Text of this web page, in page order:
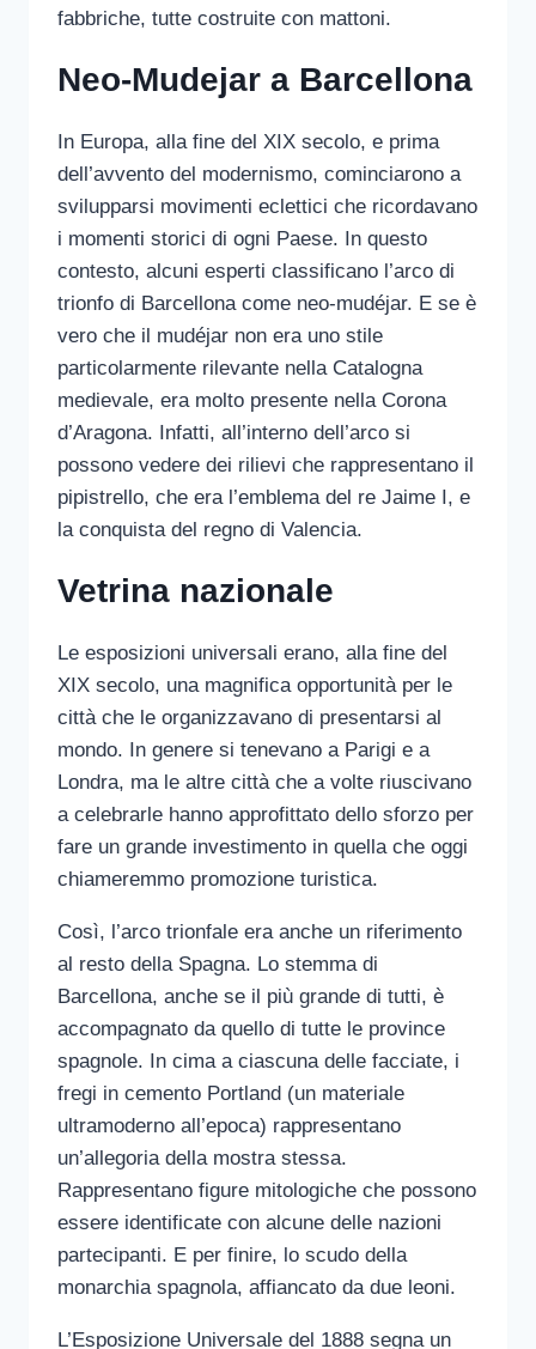
fabbriche, tutte costruite con mattoni.
Neo-Mudejar a Barcellona
In Europa, alla fine del XIX secolo, e prima
dell’avvento del modernismo, cominciarono a
svilupparsi movimenti eclettici che ricordavano
i momenti storici di ogni Paese. In questo
contesto, alcuni esperti classificano l’arco di
trionfo di Barcellona come neo-mudéjar. E se è
vero che il mudéjar non era uno stile
particolarmente rilevante nella Catalogna
medievale, era molto presente nella Corona
d’Aragona. Infatti, all’interno dell’arco si
possono vedere dei rilievi che rappresentano il
pipistrello, che era l’emblema del re Jaime I, e
la conquista del regno di Valencia.
Vetrina nazionale
Le esposizioni universali erano, alla fine del
XIX secolo, una magnifica opportunità per le
città che le organizzavano di presentarsi al
mondo. In genere si tenevano a Parigi e a
Londra, ma le altre città che a volte riuscivano
a celebrarle hanno approfittato dello sforzo per
fare un grande investimento in quella che oggi
chiameremmo promozione turistica.
Così, l’arco trionfale era anche un riferimento
al resto della Spagna. Lo stemma di
Barcellona, anche se il più grande di tutti, è
accompagnato da quello di tutte le province
spagnole. In cima a ciascuna delle facciate, i
fregi in cemento Portland (un materiale
ultramoderno all’epoca) rappresentano
un’allegoria della mostra stessa.
Rappresentano figure mitologiche che possono
essere identificate con alcune delle nazioni
partecipanti. E per finire, lo scudo della
monarchia spagnola, affiancato da due leoni.
L’Esposizione Universale del 1888 segna un